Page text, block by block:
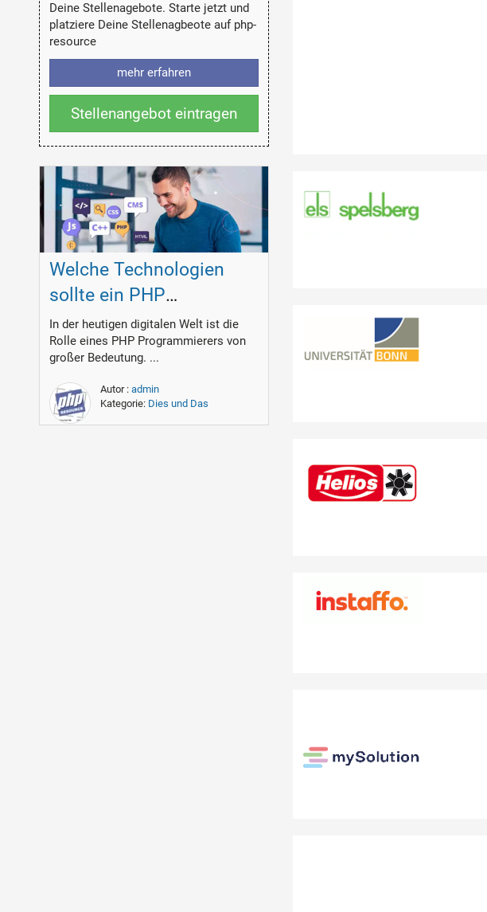
Deine Stellenagebote. Starte jetzt und
platziere Deine Stellenagbeote auf php-
resource
mehr erfahren
Stellenangebot eintragen
Welche Technologien
sollte ein PHP
Programmierer
beherrschen?
In der heutigen digitalen Welt ist die
Rolle eines PHP Programmierers von
großer Bedeutung. ...
Autor : admin
Kategorie: Dies und Das